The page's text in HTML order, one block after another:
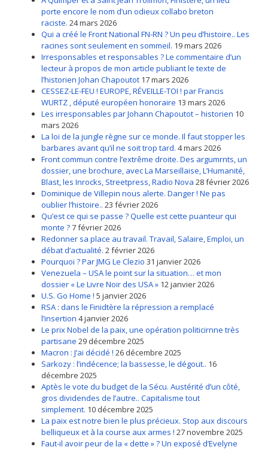
porte encore le nom d’un odieux collabo breton
raciste. 24 mars 2026
Qui a créé le Front National FN-RN ? Un peu d’histoire.. Les
racines sont seulement en sommeil. 19 mars 2026
Irresponsables et responsables ? Le commentaire d’un
lecteur à propos de mon article publiant le texte de
l’historien Johan Chapoutot 17 mars 2026
CESSEZ-LE-FEU ! EUROPE, RÉVEILLE-TOI ! par Francis
WURTZ , député européen honoraire 13 mars 2026
Les irresponsables par Johann Chapoutot – historien 10
mars 2026
La loi de la jungle règne sur ce monde. Il faut stopper les
barbares avant qu’il ne soit trop tard. 4 mars 2026
Front commun contre l’extrême droite. Des argumrnts, un
dossier, une brochure, avec La Marseillaise, L’Humanité,
Blast, les Inrocks, Streetpress, Radio Nova 28 février 2026
Dominique de Villepin nous alerte. Danger ! Ne pas
oublier l’histoire.. 23 février 2026
Qu’est ce qui se passe ? Quelle est cette puanteur qui
monte ?7 février 2026
Redonner sa place au travail. Travail, Salaire, Emploi, un
débat d’actualité. 2 février 2026
Pourquoi ? Par JMG Le Clezio 31 janvier 2026
Venezuela – USA le point sur la situation… et mon
dossier « Le Livre Noir des USA » 12 janvier 2026
U.S. Go Home ! 5 janvier 2026
RSA : dans le Finidtère la répression a remplacé
l’insertion 4 janvier 2026
Le prix Nobel de la paix, une opération politicirnne très
partisane 29 décembre 2025
Macron : J’ai décidé ! 26 décembre 2025
Sarkozy : l’indécence; la bassesse, le dégout.. 16
décembre 2025
Aptès le vote du budget de la Sécu. Austérité d’un côté,
gros dividendes de l’autre.. Capitalisme tout
simplement. 10 décembre 2025
La paix est notre bien le plus précieux. Stop aux discours
belliqueux et à la course aux armes ! 27 novembre 2025
Faut-il avoir peur de la « dette » ? Un exposé d’Evelyne